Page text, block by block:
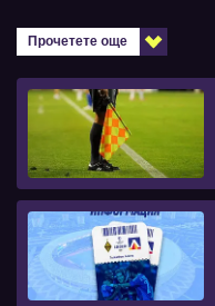
Прочетете още